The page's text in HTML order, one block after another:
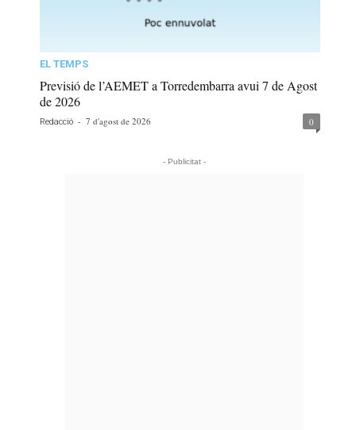
EL TEMPS
Previsió de l’AEMET a Torredembarra avui 7 de Agost
de 2026
Redacció - 7 d'agost de 2026 0
- Publicitat -